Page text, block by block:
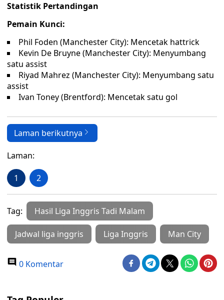
Statistik Pertandingan
Pemain Kunci:
Phil Foden (Manchester City): Mencetak hattrick
Kevin De Bruyne (Manchester City): Menyumbang
satu assist
Riyad Mahrez (Manchester City): Menyumbang satu
assist
Ivan Toney (Brentford): Mencetak satu gol
Laman berikutnya
Laman:
1 2
Tag: Hasil Liga Inggris Tadi Malam
Jadwal liga inggris Liga Inggris Man City
0 Komentar